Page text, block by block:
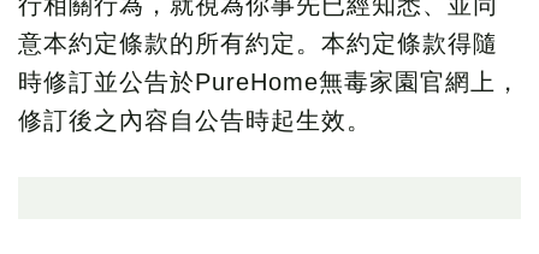
意本約定條款的所有約定。本約定條款得隨
時修訂並公告於PureHome無毒家園官網上，
修訂後之內容自公告時起生效。